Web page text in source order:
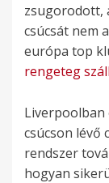
zsugorodott,
csúcsát nem
európa top
rengeteg
Liverpoolban
csúcson lévő
rendszer
hogyan